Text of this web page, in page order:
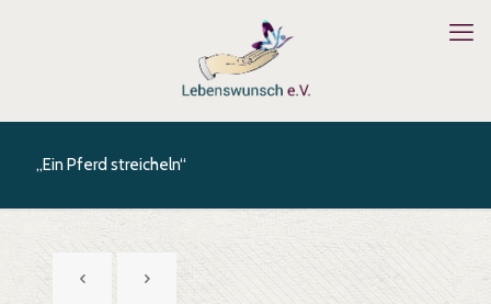
„Ein Pferd streicheln“